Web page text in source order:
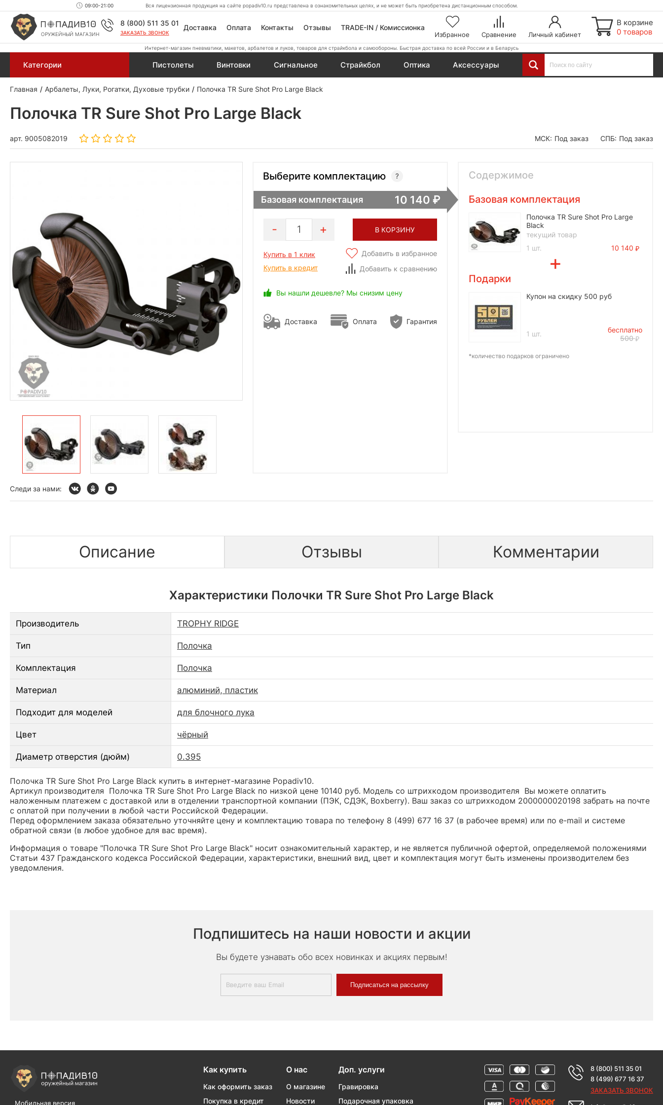
09:00-21:00 Вся лицензионная продукция на сайте popadiv10.ru представлена в ознакомительных целях, и не может быть приобретена дистанционным способом.
ОРУЖЕЙНЫЙ МАГАЗИН
8 (800) 511 35 01
ЗАКАЗАТЬ ЗВОНОК
Доставка Оплата Контакты Отзывы TRADE-IN / Комиссионка
Избранное Сравнение Личный кабинет
В корзине
0 товаров
Интернет-магазин пневматики, макетов, арбалетов и луков, товаров для страйкбола и самообороны. Быстрая доставка по всей России и в Беларусь
Категории Пистолеты Винтовки Сигнальное Страйкбол Оптика Аксессуары
Главная Арбалеты, Луки, Рогатки, Духовые трубки Полочка TR Sure Shot Pro Large Black
Полочка TR Sure Shot Pro Large Black
арт. 9005082019 МСК: Под заказ СПБ: Под заказ
Выберите комплектацию
Базовая комплектация 10 140
1 В КОРЗИНУ
Купить в 1 клик
Купить в кредит
Добавить в избранное
Добавить к сравнению
Вы нашли дешевле? Мы снизим цену
Доставка Оплата Гарантия
Содержимое
Базовая комплектация
Полочка TR Sure Shot Pro Large
Black
текущий товар
1 шт.
10 140
Подарки
Купон на скидку 500 руб
1 шт.
бесплатно
500
*количество подарков ограничено
Следи за нами:
Описание Отзывы Комментарии
Характеристики Полочки TR Sure Shot Pro Large Black
Производитель TROPHY RIDGE
Тип Полочка
Комплектация Полочка
Материал алюминий, пластик
Подходит для моделей для блочного лука
Цвет чёрный
Диаметр отверстия (дюйм) 0.395
Полочка TR Sure Shot Pro Large Black купить в интернет-магазине Popadiv10.
Артикул производителя Полочка TR Sure Shot Pro Large Black по низкой цене 10140 руб. Модель со штрихкодом производителя Вы можете оплатить
наложенным платежем с доставкой или в отделении транспортной компании (ПЭК, СДЭК, Boxberry). Ваш заказ со штрихкодом 2000000020198 забрать на почте
с оплатой при получении в любой части Российской Федерации.
Перед оформлением заказа обязательно уточняйте цену и комплектацию товара по телефону 8 (499) 677 16 37 (в рабочее время) или по e-mail и системе
обратной связи (в любое удобное для вас время).
Информация о товаре "Полочка TR Sure Shot Pro Large Black" носит ознакомительный характер, и не является публичной офертой, определяемой положениями
Статьи 437 Гражданского кодекса Российской Федерации, характеристики, внешний вид, цвет и комплектация могут быть изменены производителем без
уведомления.
Подпишитесь на наши новости и акции
Вы будете узнавать обо всех новинках и акциях первым!
Подписаться на рассылку
Мобильная версия
Как купить
Как оформить заказ
Покупка в кредит
О нас
О магазине
Новости
Доп. услуги
Гравировка
Подарочная упаковка
8 (800) 511 35 01
8 (499) 677 16 37
ЗАКАЗАТЬ ЗВОНОК